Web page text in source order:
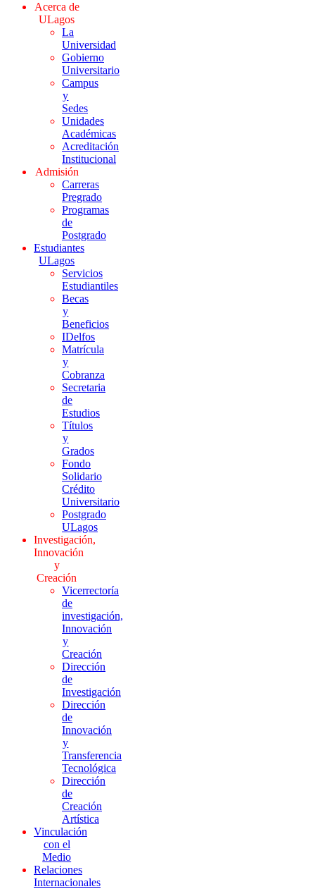
Acerca de
ULagos
La
Universidad
Gobierno
Universitario
Campus
y
Sedes
Unidades
Académicas
Acreditación
Institucional
Admisión
Carreras
Pregrado
Programas
de
Postgrado
Estudiantes
ULagos
Servicios
Estudiantiles
Becas
y
Beneficios
IDelfos
Matrícula
y
Cobranza
Secretaria
de
Estudios
Títulos
y
Grados
Fondo
Solidario
Crédito
Universitario
Postgrado
ULagos
Investigación,
Innovación
y
Creación
Vicerrectoría
de
investigación,
Innovación
y
Creación
Dirección
de
Investigación
Dirección
de
Innovación
y
Transferencia
Tecnológica
Dirección
de
Creación
Artística
Vinculación
con el
Medio
Relaciones
Internacionales